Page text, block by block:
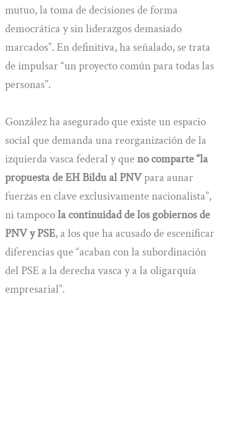
mutuo, la toma de decisiones de forma
democrática y sin liderazgos demasiado
marcados”. En definitiva, ha señalado, se trata
de impulsar “un proyecto común para todas las
personas”.
González ha asegurado que existe un espacio
social que demanda una reorganización de la
izquierda vasca federal y que no comparte “la
propuesta de EH Bildu al PNVpara aunar
fuerzas en clave exclusivamente nacionalista”,
ni tampocola continuidad de los gobiernos de
PNV y PSE, a los que ha acusado de escenificar
diferencias que “acaban con la subordinación
del PSE a la derecha vasca y a la oligarquía
empresarial”.